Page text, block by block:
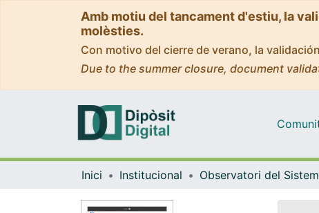
Amb motiu del tancament d'estiu, la
molèsties.
Con motivo del cierre de verano, la
Due to the summer closure, document
Inici Institucional